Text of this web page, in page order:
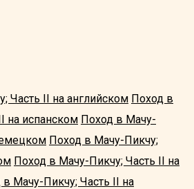
Часть II на английском Поход в
на испанском Поход в Мачу-
Поход в Мачу-Пикчу;
Поход в Мачу-Пикчу; Часть II на
в Мачу-Пикчу; Часть II на